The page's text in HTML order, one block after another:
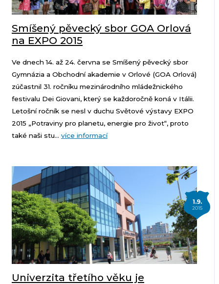
Smíšený pěvecký sbor GOA Orlová
na EXPO 2015
Ve dnech 14. až 24. června se Smíšený pěvecký sbor
Gymnázia a Obchodní akademie v Orlové (GOA Orlová)
zúčastnil 31. ročníku mezinárodního mládežnického
festivalu Dei Giovani, který se každoročně koná v Itálii.
Letošní ročník se nesl v duchu Světové výstavy EXPO
2015 „Potraviny pro planetu, energie pro život“, proto
také naši stu... více informací
1.9.
2015
Univerzita třetího věku je